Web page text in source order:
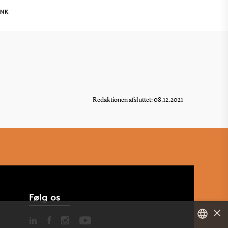
Redaktionen afsluttet: 08.12.2021
Følg os
×